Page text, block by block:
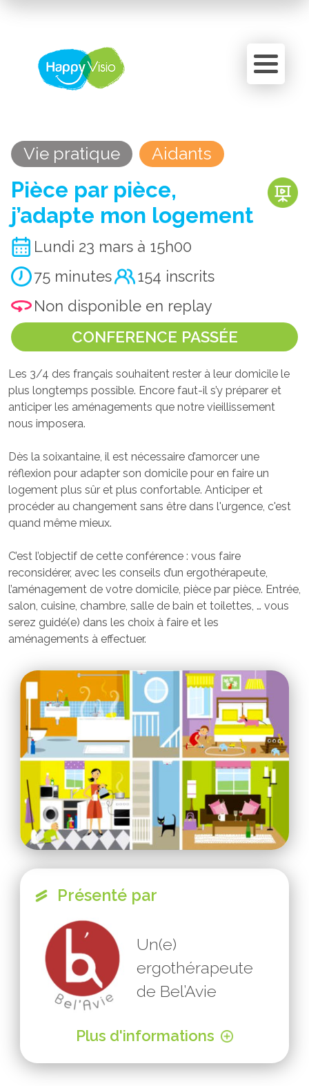
Vie pratique Aidants
Pièce par pièce,
j’adapte mon logement
Lundi 23 mars à 15h00
75 minutes
154 inscrits
Non disponible en replay
CONFERENCE PASSÉE
Les 3/4 des français souhaitent rester à leur domicile le
plus longtemps possible. Encore faut-il s’y préparer et
anticiper les aménagements que notre vieillissement
nous imposera.
Dès la soixantaine, il est nécessaire d’amorcer une
réflexion pour adapter son domicile pour en faire un
logement plus sûr et plus confortable. Anticiper et
procéder au changement sans être dans l'urgence, c'est
quand même mieux.
C’est l’objectif de cette conférence : vous faire
reconsidérer, avec les conseils d’un ergothérapeute,
l’aménagement de votre domicile, pièce par pièce. Entrée,
salon, cuisine, chambre, salle de bain et toilettes, … vous
serez guidé(e) dans les choix à faire et les
aménagements à effectuer.
Présenté par
Un(e)
ergothérapeute
de Bel’Avie
Plus d'informations